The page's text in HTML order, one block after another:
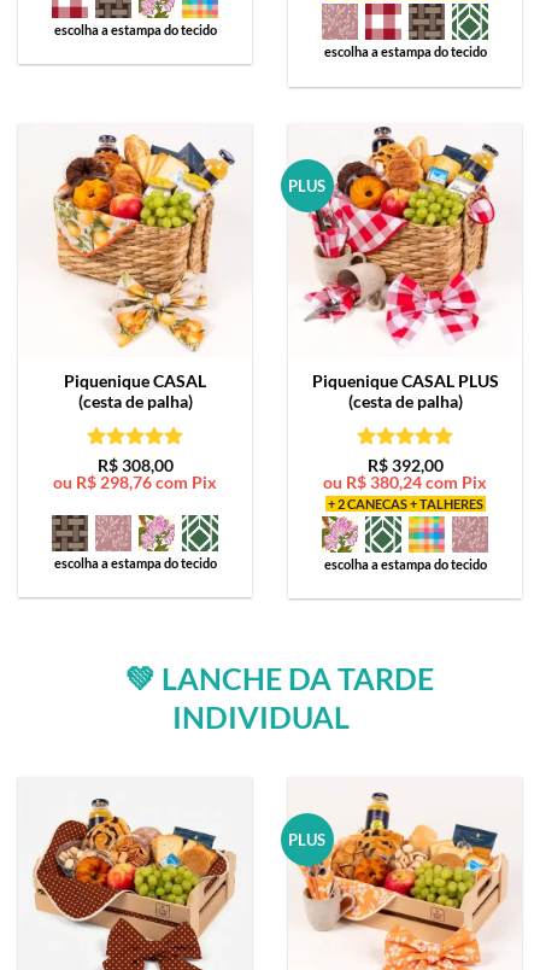
escolha a estampa do tecido
escolha a estampa do tecido
PiqueniqueCASAL
(cesta de palha)
Avaliação5
de 5
R$308,00
ou R$298,76com Pix
escolha a estampa do tecido
PLUS
PiqueniqueCASAL PLUS
(cesta de palha)
Avaliação5
de 5
R$392,00
ou R$380,24com Pix
+ 2 CANECAS + TALHERES
escolha a estampa do tecido
💚 LANCHE DA TARDE
INDIVIDUAL
PLUS